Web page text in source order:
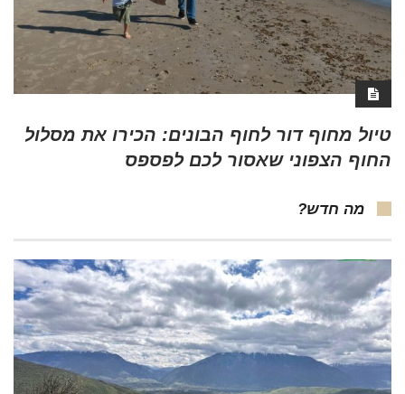
טיול מחוף דור לחוף הבונים: הכירו את מסלול
החוף הצפוני שאסור לכם לפספס
מה חדש?